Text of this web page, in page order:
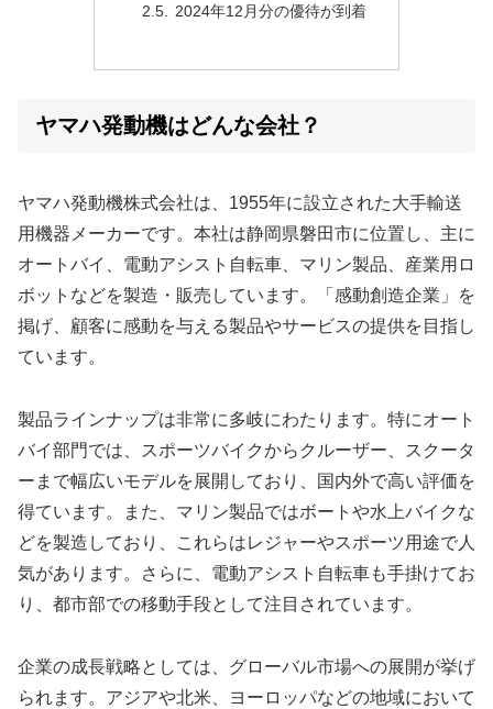
2024年12月分の優待が到着
ヤマハ発動機はどんな会社？
ヤマハ発動機株式会社は、1955年に設立された大手輸送
用機器メーカーです。本社は静岡県磐田市に位置し、主に
オートバイ、電動アシスト自転車、マリン製品、産業用ロ
ボットなどを製造・販売しています。「感動創造企業」を
掲げ、顧客に感動を与える製品やサービスの提供を目指し
ています。
製品ラインナップは非常に多岐にわたります。特にオート
バイ部門では、スポーツバイクからクルーザー、スクータ
ーまで幅広いモデルを展開しており、国内外で高い評価を
得ています。また、マリン製品ではボートや水上バイクな
どを製造しており、これらはレジャーやスポーツ用途で人
気があります。さらに、電動アシスト自転車も手掛けてお
り、都市部での移動手段として注目されています。
企業の成長戦略としては、グローバル市場への展開が挙げ
られます。アジアや北米、ヨーロッパなどの地域において